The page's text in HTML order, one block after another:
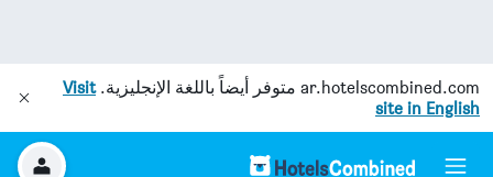
ar.hotelscombined.com متوفر أيضاً باللغة الإنجليزية.Visit
site in English